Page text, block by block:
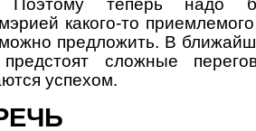
Поэтому теперь надо
какого-то
предложить. В
предстоят сложные
успехом.